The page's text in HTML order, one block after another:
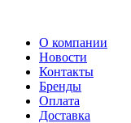
О компании
Новости
Контакты
Бренды
Оплата
Доставка